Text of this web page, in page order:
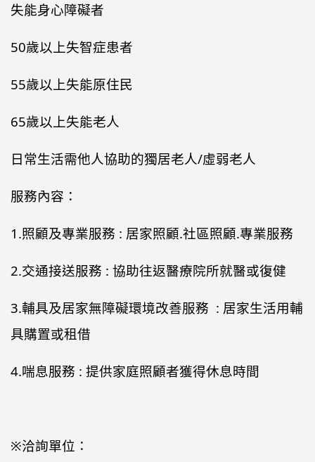
失能身心障礙者
50歲以上失智症患者
55歲以上失能原住民
65歲以上失能老人
日常生活需他人協助的獨居老人/虛弱老人
服務內容：
1.照顧及專業服務 : 居家照顧.社區照顧.專業服務
2.交通接送服務 : 協助往返醫療院所就醫或復健
3.輔具及居家無障礙環境改善服務 : 居家生活用輔
具購置或租借
4.喘息服務 : 提供家庭照顧者獲得休息時間
※洽詢單位：